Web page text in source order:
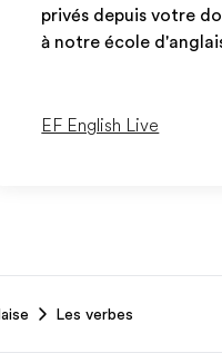
privés depuis votre
à notre école
EF English Live
Les verbes